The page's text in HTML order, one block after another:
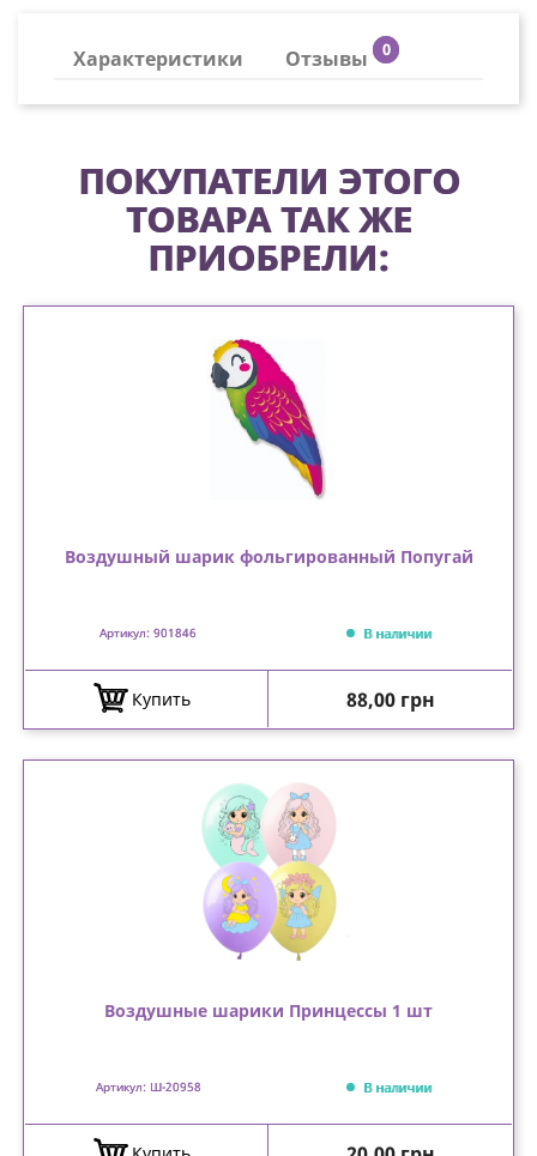
Характеристики Отзывы 0
ПОКУПАТЕЛИ ЭТОГО
ТОВАРА ТАК ЖЕ
ПРИОБРЕЛИ:
Воздушный шарик фольгированный Попугай
Артикул: 901846 В наличии
Купить Цена
88,00 грн
Воздушные шарики Принцессы 1 шт
Артикул: Ш-20958 В наличии